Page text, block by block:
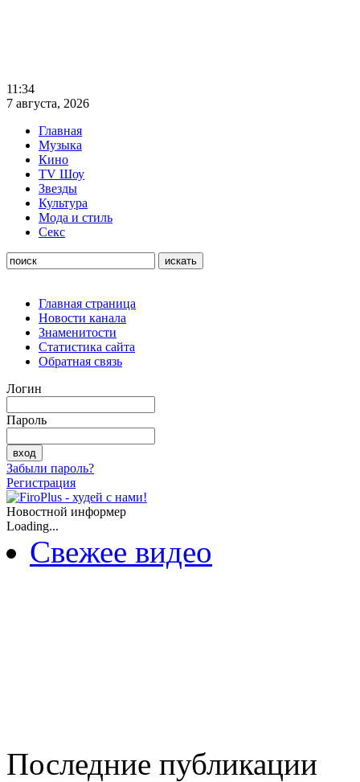
11:34
7 августа, 2026
Главная
Музыка
Кино
TV Шоу
Звезды
Культура
Мода и стиль
Секс
Главная страница
Новости канала
Знаменитости
Статистика сайта
Обратная связь
Логин
Пароль
Забыли пароль?
Регистрация
Новостной информер
Loading...
Свежее видео
Последние публикации